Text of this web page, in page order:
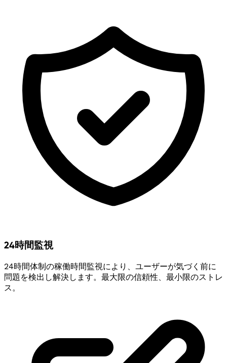
24時間監視
24時間体制の稼働時間監視により、ユーザーが気づく前に
問題を検出し解決します。最大限の信頼性、最小限のストレ
ス。